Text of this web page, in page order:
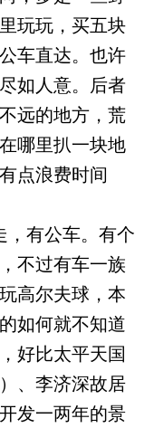
玩玩，买五块
车直达。也许
如人意。后者
远的地方，荒
哪里扒一块地
点浪费时间
，有公车。有个
不过有车一族
高尔夫球，本
如何就不知道
好比太平天国
、李济深故居
发一两年的景